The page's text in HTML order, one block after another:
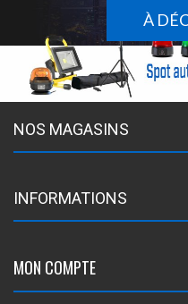
À
NOS MAGASINS
INFORMATIONS
MON COMPTE